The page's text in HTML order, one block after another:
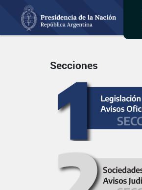
Secciones